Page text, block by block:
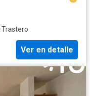
·Trastero
Ver en detalle